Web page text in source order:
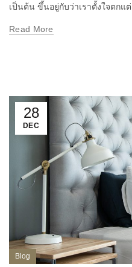
เป็นต้น ขึ้นอยู่กับว่าเราตั้งใจตกแ
Read More
28
DEC
Blog